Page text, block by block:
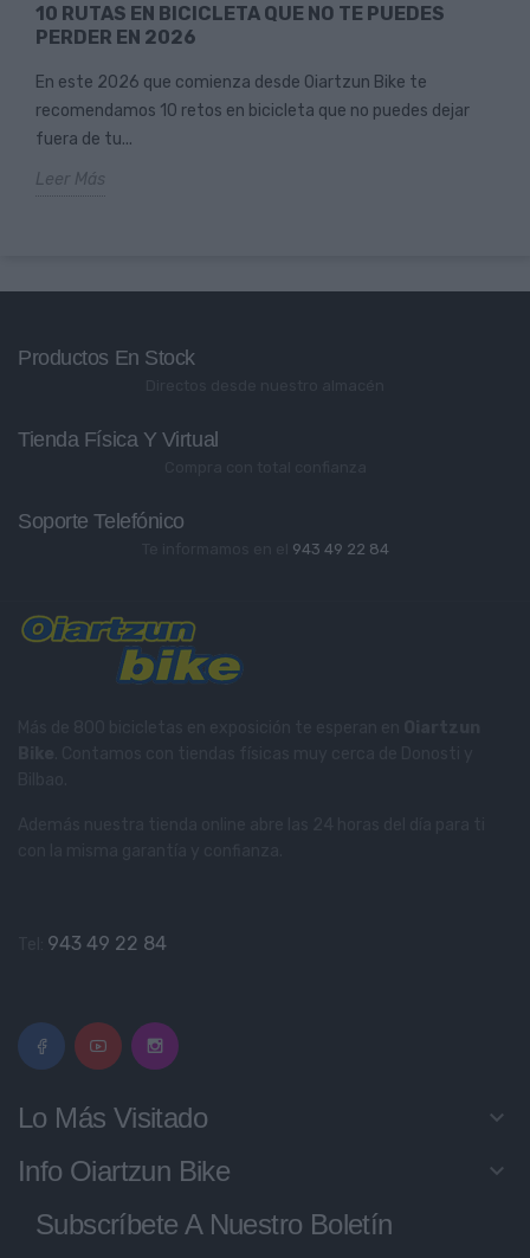
10 RUTAS EN BICICLETA QUE NO TE PUEDES
PERDER EN 2026
En este 2026 que comienza desde Oiartzun Bike te
recomendamos 10 retos en bicicleta que no puedes dejar
fuera de tu...
Leer Más
Productos En Stock
Tienda Física Y Virtual
Soporte Telefónico
943 49 22 84
943 49 22 84
Lo Más Visitado keyboard_arrow_down
Info Oiartzun Bike keyboard_arrow_down
Subscríbete A Nuestro Boletín